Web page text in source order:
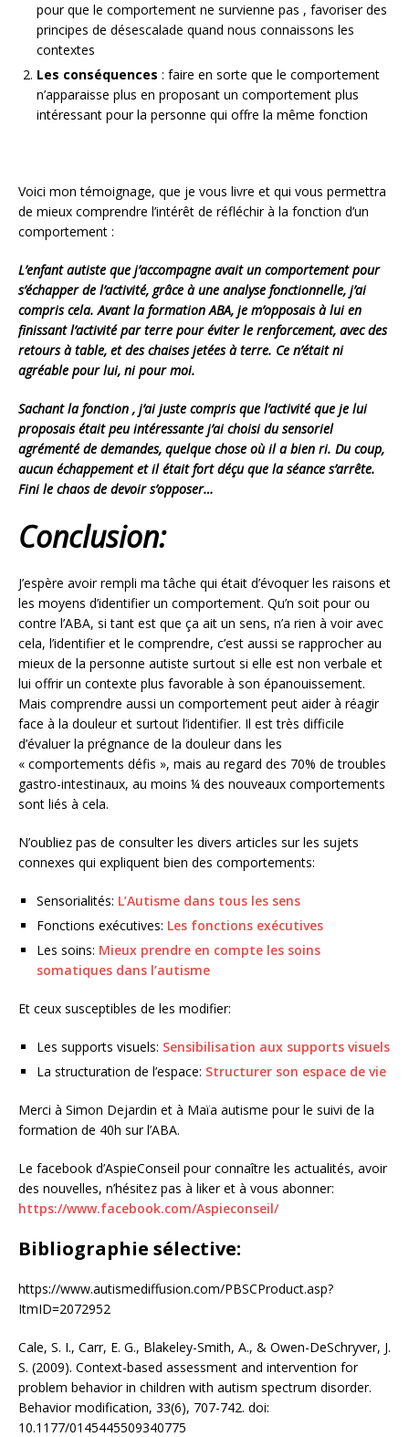
pour que le comportement ne survienne pas , favoriser des
principes de désescalade quand nous connaissons les
contextes
Les conséquences : faire en sorte que le comportement
n’apparaisse plus en proposant un comportement plus
intéressant pour la personne qui offre la même fonction
Voici mon témoignage, que je vous livre et qui vous permettra
de mieux comprendre l’intérêt de réfléchir à la fonction d’un
comportement :
L’enfant autiste que j’accompagne avait un comportement pour
s’échapper de l’activité, grâce à une analyse fonctionnelle, j’ai
compris cela. Avant la formation ABA, je m’opposais à lui en
finissant l’activité par terre pour éviter le renforcement, avec des
retours à table, et des chaises jetées à terre. Ce n’était ni
agréable pour lui, ni pour moi.
Sachant la fonction , j’ai juste compris que l’activité que je lui
proposais était peu intéressante j’ai choisi du sensoriel
agrémenté de demandes, quelque chose où il a bien ri. Du coup,
aucun échappement et il était fort déçu que la séance s’arrête.
Fini le chaos de devoir s’opposer…
Conclusion:
J’espère avoir rempli ma tâche qui était d’évoquer les raisons et
les moyens d’identifier un comportement. Qu’n soit pour ou
contre l’ABA, si tant est que ça ait un sens, n’a rien à voir avec
cela, l’identifier et le comprendre, c’est aussi se rapprocher au
mieux de la personne autiste surtout si elle est non verbale et
lui offrir un contexte plus favorable à son épanouissement.
Mais comprendre aussi un comportement peut aider à réagir
face à la douleur et surtout l’identifier. Il est très difficile
d’évaluer la prégnance de la douleur dans les
« comportements défis », mais au regard des 70% de troubles
gastro-intestinaux, au moins ¼ des nouveaux comportements
sont liés à cela.
N’oubliez pas de consulter les divers articles sur les sujets
connexes qui expliquent bien des comportements:
Sensorialités: L’Autisme dans tous les sens
Fonctions exécutives: Les fonctions exécutives
Les soins: Mieux prendre en compte les soins
somatiques dans l’autisme
Et ceux susceptibles de les modifier:
Les supports visuels: Sensibilisation aux supports visuels
La structuration de l’espace: Structurer son espace de vie
Merci à Simon Dejardin et à Maïa autisme pour le suivi de la
formation de 40h sur l’ABA.
Le facebook d’AspieConseil pour connaître les actualités, avoir
des nouvelles, n’hésitez pas à liker et à vous abonner:
https://www.facebook.com/Aspieconseil/
Bibliographie sélective:
https://www.autismediffusion.com/PBSCProduct.asp?
ItmID=2072952
Cale, S. I., Carr, E. G., Blakeley-Smith, A., & Owen-DeSchryver, J.
S. (2009). Context-based assessment and intervention for
problem behavior in children with autism spectrum disorder.
Behavior modification, 33(6), 707-742. doi:
10.1177/0145445509340775